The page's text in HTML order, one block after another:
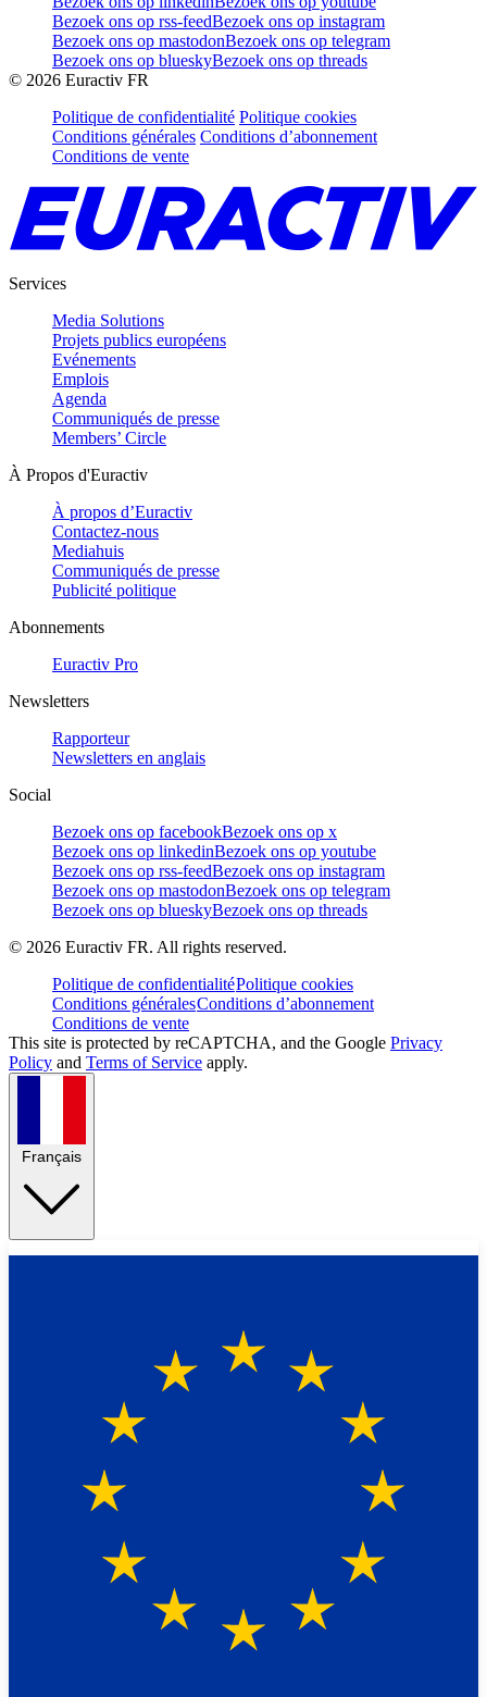
Bezoek ons op rss-feedBezoek ons op instagram
Bezoek ons op mastodonBezoek ons op telegram
Bezoek ons op blueskyBezoek ons op threads
© 2026 Euractiv FR
Politique de confidentialité Politique cookies
Conditions générales Conditions d’abonnement
Conditions de vente
Services
Media Solutions
Projets publics européens
Evénements
Emplois
Agenda
Communiqués de presse
Members’ Circle
À Propos d'Euractiv
À propos d’Euractiv
Contactez-nous
Mediahuis
Communiqués de presse
Publicité politique
Abonnements
Euractiv Pro
Newsletters
Rapporteur
Newsletters en anglais
Social
Bezoek ons op facebookBezoek ons op x
Bezoek ons op linkedinBezoek ons op youtube
Bezoek ons op rss-feedBezoek ons op instagram
Bezoek ons op mastodonBezoek ons op telegram
Bezoek ons op blueskyBezoek ons op threads
© 2026 Euractiv FR. All rights reserved.
Politique de confidentialitéPolitique cookies
Conditions généralesConditions d’abonnement
Conditions de vente
This site is protected by reCAPTCHA, and the Google Privacy
Policy and Terms of Service apply.
Français